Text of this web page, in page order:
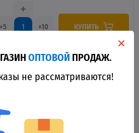
+5 +10 КУПИТЬ
Frog Spinner Ж-28 * 6cm 12g
ОПТОВОЙ ПРОДАЖ.
не рассматриваются!